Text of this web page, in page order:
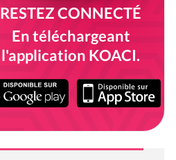
RESTEZ CONNECTÉ
En téléchargeant
l'application KOACI.